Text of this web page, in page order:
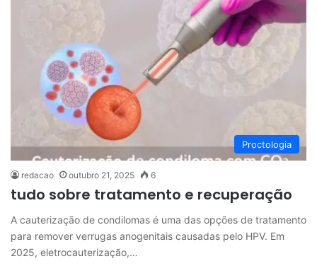
Proctologia
redacao outubro 21, 2025 6
tudo sobre tratamento e recuperação
A cauterização de condilomas é uma das opções de tratamento
para remover verrugas anogenitais causadas pelo HPV. Em
2025, eletrocauterização,…